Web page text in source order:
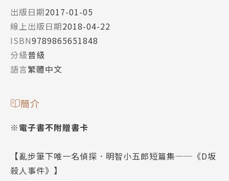
出版日期2017-01-05
線上出版日期2018-04-22
ISBN9789865651848
分級普級
語言繁體中文
簡介
※電子書不附贈書卡
【亂步筆下唯一名偵探．明智小五郎短篇集──《D坂
殺人事件》】